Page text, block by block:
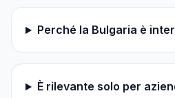
Perché la Bulgaria è
È rilevante solo per